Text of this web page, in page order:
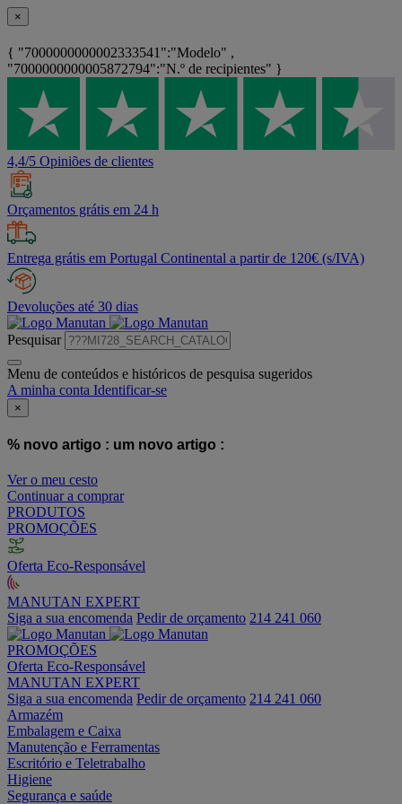
×
{ "7000000000002333541":"Modelo" ,
"7000000000005872794":"N.º de recipientes" }
4,4/5 Opiniões de clientes
Orçamentos grátis em 24 h
Entrega grátis em Portugal Continental a partir de 120€ (s/IVA)
Devoluções até 30 dias
Pesquisar
Menu de conteúdos e históricos de pesquisa sugeridos
A minha conta Identificar-se
×
% novo artigo : um novo artigo :
Ver o meu cesto
Continuar a comprar
PRODUTOS
PROMOÇÕES
Oferta Eco-Responsável
MANUTAN EXPERT
Siga a sua encomenda Pedir de orçamento 214 241 060
PROMOÇÕES
Oferta Eco-Responsável
MANUTAN EXPERT
Siga a sua encomenda Pedir de orçamento 214 241 060
Armazém
Embalagem e Caixa
Manutenção e Ferramentas
Escritório e Teletrabalho
Higiene
Segurança e saúde